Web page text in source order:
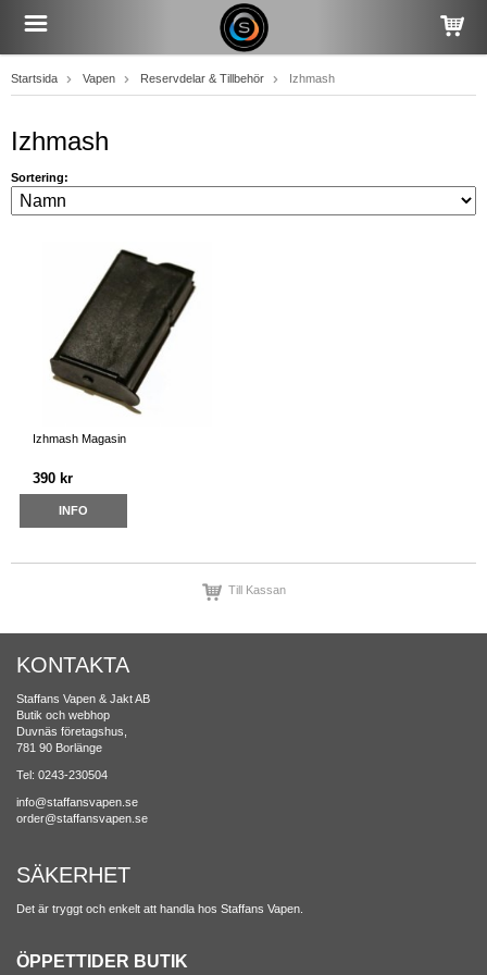
Startsida Vapen Reservdelar & Tillbehör Izhmash
Izhmash
Sortering:
Izhmash Magasin
390 kr
INFO
Till Kassan
KONTAKTA
Staffans Vapen & Jakt AB
Butik och webhop
Duvnäs företagshus,
781 90 Borlänge
Tel: 0243-230504
info@staffansvapen.se
order@staffansvapen.se
SÄKERHET
Det är tryggt och enkelt att handla hos Staffans Vapen.
ÖPPETTIDER BUTIK